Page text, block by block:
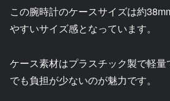
この腕時計のケースサイズは約
やすいサイズ感となっています。
ケース素材はプラスチック製で軽
でも負担が少ないのが魅力です。